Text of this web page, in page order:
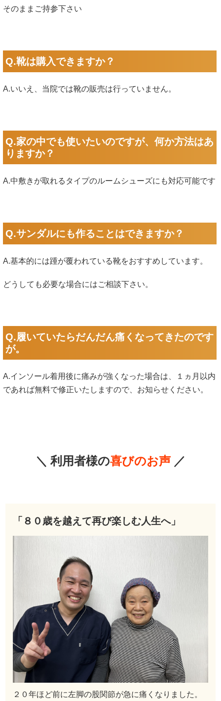
そのままご持参下さい
Q.靴は購入できますか？
A.いいえ、当院では靴の販売は行っていません。
Q.家の中でも使いたいのですが、何か方法はあ
りますか？
A.中敷きが取れるタイプのルームシューズにも対応可能です
Q.サンダルにも作ることはできますか？
A.基本的には踵が覆われている靴をおすすめしています。
どうしても必要な場合にはご相談下さい。
Q.履いていたらだんだん痛くなってきたのです
が。
A.インソール着用後に痛みが強くなった場合は、１ヵ月以内
であれば無料で修正いたしますので、お知らせください。
＼ 利用者様の喜びのお声 ／
「８０歳を越えて再び楽しむ人生へ」
２０年ほど前に左脚の股関節が急に痛くなりました。